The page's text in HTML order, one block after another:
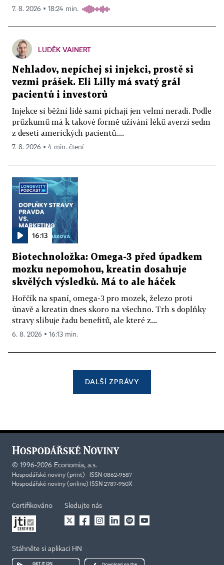
7. 8. 2026 ▪ 18:24 min.
LUDĚK VAINERT
Nehladov, nepíchej si injekci, prostě si
vezmi prášek. Eli Lilly má svatý grál
pacientů i investorů
Injekce si běžní lidé sami píchají jen velmi neradi. Podle
průzkumů má k takové formě užívání léků averzi sedm
z deseti amerických pacientů....
7. 8. 2026 ▪ 4 min. čtení
16:13
Biotechnoložka: Omega-3 před úpadkem
mozku nepomohou, kreatin dosahuje
skvělých výsledků. Má to ale háček
Hořčík na spaní, omega-3 pro mozek, železo proti
únavě a kreatin dnes skoro na všechno. Trh s doplňky
stravy slibuje řadu benefitů, ale které z...
6. 8. 2026 ▪ 16:13 min.
DALŠÍ ZPRÁVY
© 1996-2026 Economia, a.s.
Hospodářské noviny (print) ISSN 0862-9587
Hospodářské noviny (online) ISSN 2787-950X
Certifikováno Sledujte nás
Stáhněte si aplikaci HN